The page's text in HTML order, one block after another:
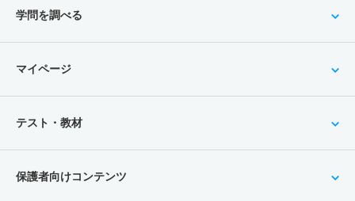
学問を調べる
マイページ
テスト・教材
保護者向けコンテンツ